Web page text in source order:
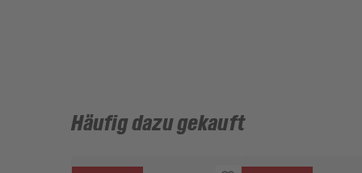
Häufig dazu gekauft